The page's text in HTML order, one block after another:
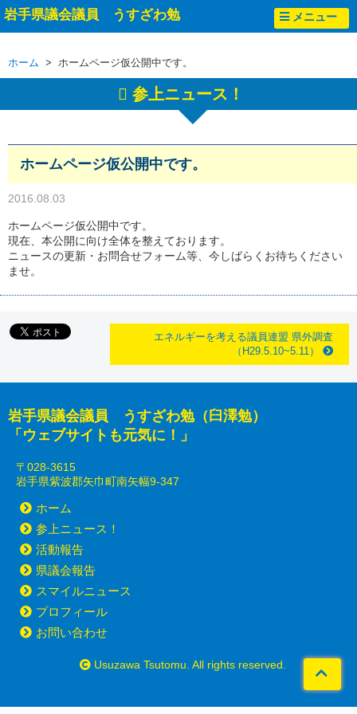
岩手県議会議員 うすざわ勉 メニュー
ホーム > ホームページ仮公開中です。
参上ニュース！
ホームページ仮公開中です。
2016.08.03
ホームページ仮公開中です。
現在、本公開に向け全体を整えております。
ニュースの更新・お問合せフォーム等、今しばらくお待ちください
ませ。
エネルギーを考える議員連盟 県外調査
（H29.5.10~5.11）
岩手県議会議員 うすざわ勉（臼澤勉）
「ウェブサイトも元気に！」
〒028-3615
岩手県紫波郡矢巾町南矢幅9-347
ホーム
参上ニュース！
活動報告
県議会報告
スマイルニュース
プロフィール
お問い合わせ
Usuzawa Tsutomu. All rights reserved.